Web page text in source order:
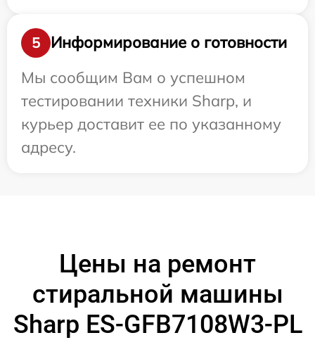
5
Информирование о готовности
Мы сообщим Вам о успешном
тестировании техники Sharp, и
курьер доставит ее по указанному
адресу.
Цены на ремонт
стиральной машины
Sharp ES-GFB7108W3-PL